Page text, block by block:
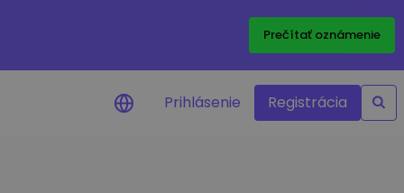
Prečítať oznámenie
Prihlásenie Registrácia